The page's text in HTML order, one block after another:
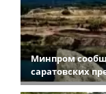
Минпром
саратовских